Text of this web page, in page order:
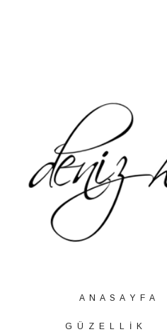
A N A S A Y F A
G Ü Z E L L İ K